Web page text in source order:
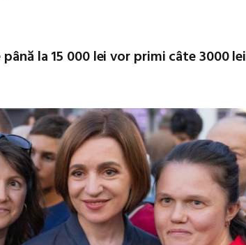
la 15 000 lei vor primi câte 3000 lei